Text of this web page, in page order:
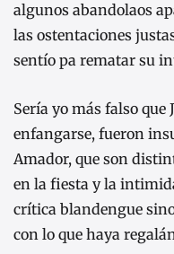
algunos abandolaos
las ostentaciones
sentío pa rematar su
Sería yo más falso
enfangarse, fueron
Amador, que son
en la fiesta y la
crítica blandengue
con lo que haya